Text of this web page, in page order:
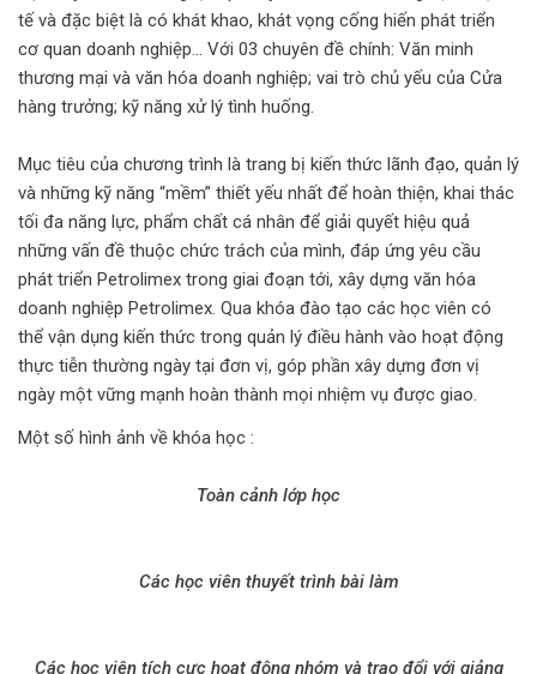
tế và đặc biệt là có khát khao, khát vọng cống hiến phát triển
cơ quan doanh nghiệp… Với 03 chuyên đề chính: Văn minh
thương mại và văn hóa doanh nghiệp; vai trò chủ yếu của Cửa
hàng trưởng; kỹ năng xử lý tình huống.
Mục tiêu của chương trình là trang bị kiến thức lãnh đạo, quản lý
và những kỹ năng “mềm” thiết yếu nhất để hoàn thiện, khai thác
tối đa năng lực, phẩm chất cá nhân để giải quyết hiệu quả
những vấn đề thuộc chức trách của mình, đáp ứng yêu cầu
phát triển Petrolimex trong giai đoạn tới, xây dựng văn hóa
doanh nghiệp Petrolimex. Qua khóa đào tạo các học viên có
thể vận dụng kiến thức trong quản lý điều hành vào hoạt động
thực tiễn thường ngày tại đơn vị, góp phần xây dựng đơn vị
ngày một vững mạnh hoàn thành mọi nhiệm vụ được giao.
Một số hình ảnh về khóa học :
Toàn cảnh lớp học
Các học viên thuyết trình bài làm
Các học viên tích cực hoạt động nhóm và trao đổi với giảng